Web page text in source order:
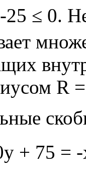
-25 ≤ 0.
R
+ 75 =